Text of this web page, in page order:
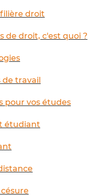
droit
de droit, c'est quoi ?
de travail
pour vos études
étudiant